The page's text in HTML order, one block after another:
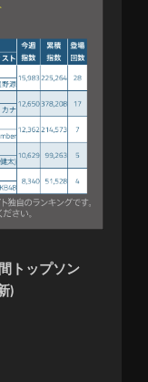
トップソン
)